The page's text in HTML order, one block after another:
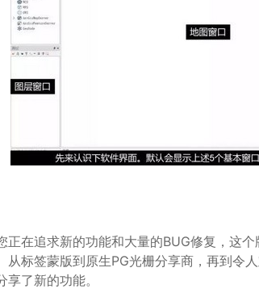
在追求新的功能和大量的BUG修复，这个
从标签蒙版到原生PG光栅分享商，再到令
了新的功能。